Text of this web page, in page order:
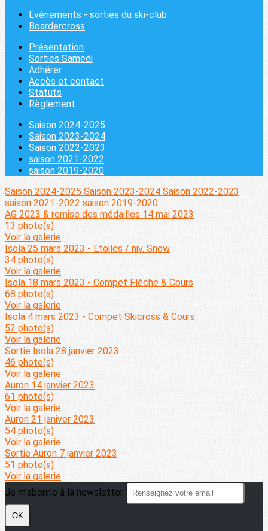
Evénements - sorties du ski-club
Boardercross
Présentation
Sorties Samedi
Adhérer
Accès et contact
Statuts
Règlement
Saison 2024-2025
Saison 2023-2024
Saison 2022-2023
saison 2021-2022
saison 2019-2020
Saison 2024-2025 Saison 2023-2024 Saison 2022-2023
saison 2021-2022 saison 2019-2020
AG 2023 & remise des médailles 14 mai 2023
13 photo(s)
Voir la galerie
Isola 25 mars 2023 - Etoiles / niv. Snow
34 photo(s)
Voir la galerie
Isola 18 mars 2023 - Compet Flèche & Cours
68 photo(s)
Voir la galerie
Isola 4 mars 2023 - Compet Skicross & Cours
52 photo(s)
Voir la galerie
Sortie Isola 28 janvier 2023
46 photo(s)
Voir la galerie
Auron 14 janvier 2023
61 photo(s)
Voir la galerie
Auron 21 janiver 2023
54 photo(s)
Voir la galerie
Sortie Auron 7 janvier 2023
51 photo(s)
Voir la galerie
Je m'abonne à la newsletter
OK